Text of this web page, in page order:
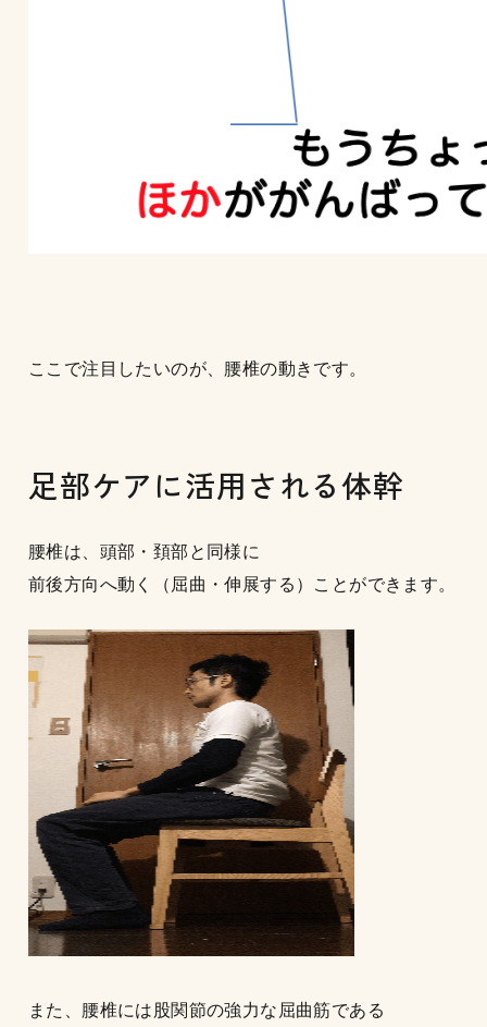
ここで注目したいのが、腰椎の動きです。
足部ケアに活用される体幹
腰椎は、頭部・頚部と同様に
前後方向へ動く（屈曲・伸展する）ことができます。
また、腰椎には股関節の強力な屈曲筋である